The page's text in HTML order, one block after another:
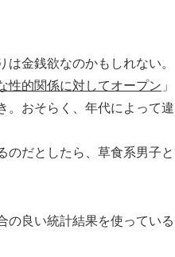
金銭欲なのかもしれない。
性的関係に対してオープン 」
。おそらく、年代によって違
だとしたら、草食系男子と
良い統計結果を使っている